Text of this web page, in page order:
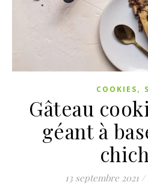
COOKIES,
Gâteau
géant à
13 septembre 2021 /